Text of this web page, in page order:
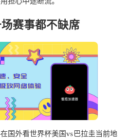
赛事都不缺席
国外看世界杯美国vs巴拉圭当前地